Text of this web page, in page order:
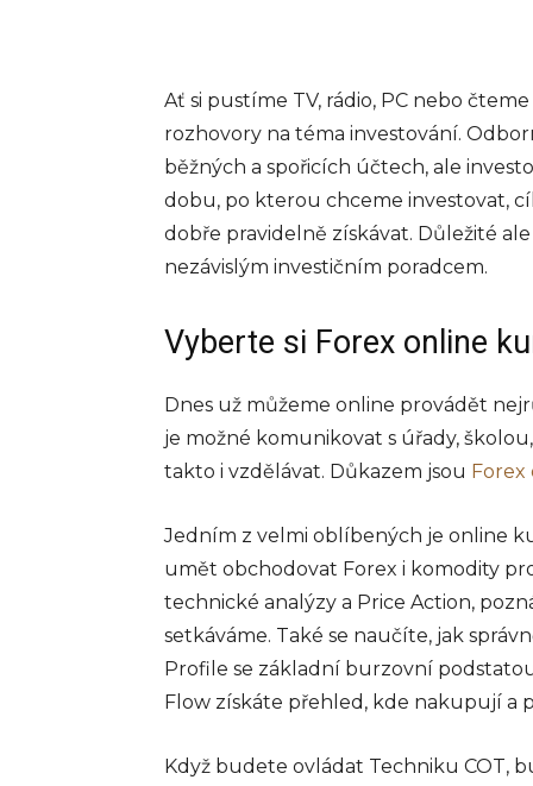
sněmovny
evidence tržeb se
které v minulých letech
ovlivnilo české
znovu dostává do centra
pozornosti. Vláda schválila
Ať si pustíme TV, rádio, PC nebo
rozhovory na téma investování.
běžných a spořicích účtech, ale
dobu, po kterou chceme investovat,
dobře pravidelně získávat. Důležité
nezávislým investičním poradcem.
Vyberte si Forex online
Dnes už můžeme online provádět
je možné komunikovat s úřady,
takto i vzdělávat. Důkazem jsou Forex
Jedním z velmi oblíbených je online
umět obchodovat Forex i komodity
technické analýzy a Price Action,
setkáváme. Také se naučíte, jak
Profile se základní burzovní
Flow získáte přehled, kde nakupují a
Když budete ovládat Techniku COT,